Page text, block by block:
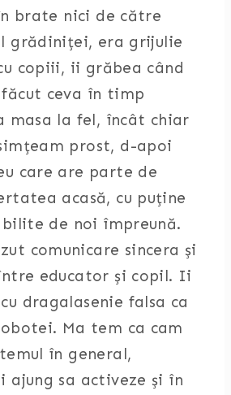
brate nici de către
grădiniței, era grijulie
copiii, ii grăbea când
făcut ceva în timp
masa la fel, încât chiar
prost, d-apoi
care are parte de
acasă, cu puține
de noi împreună.
comunicare sincera și
educator și copil. Ii
dragalasenie falsa ca
Ma tem ca cam
în general,
ajung sa activeze și în